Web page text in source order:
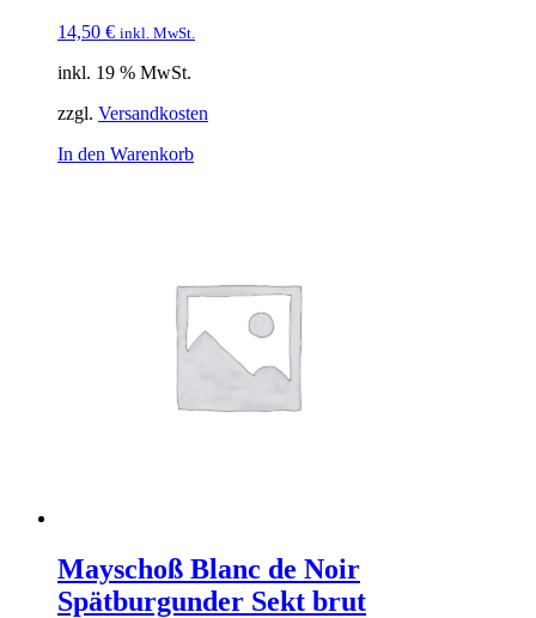
14,50 € inkl. MwSt.
inkl. 19 % MwSt.
zzgl. Versandkosten
In den Warenkorb
Mayschoß Blanc de Noir
Spätburgunder Sekt brut